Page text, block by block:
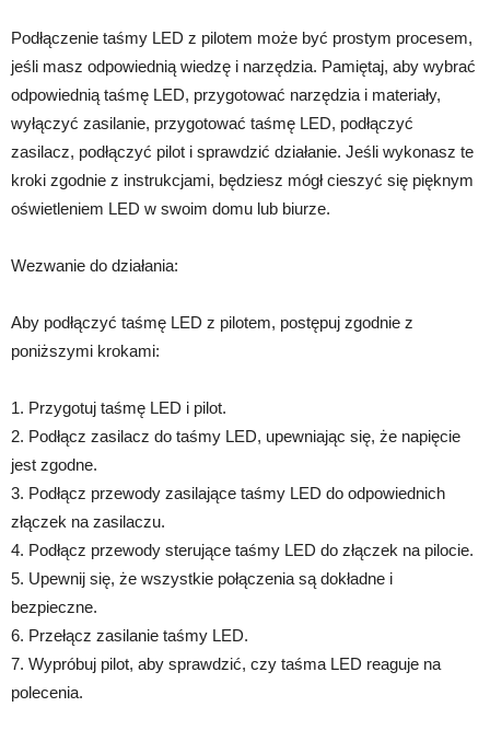
Podłączenie taśmy LED z pilotem może być prostym procesem,
jeśli masz odpowiednią wiedzę i narzędzia. Pamiętaj, aby wybrać
odpowiednią taśmę LED, przygotować narzędzia i materiały,
wyłączyć zasilanie, przygotować taśmę LED, podłączyć
zasilacz, podłączyć pilot i sprawdzić działanie. Jeśli wykonasz te
kroki zgodnie z instrukcjami, będziesz mógł cieszyć się pięknym
oświetleniem LED w swoim domu lub biurze.
Wezwanie do działania:
Aby podłączyć taśmę LED z pilotem, postępuj zgodnie z
poniższymi krokami:
1. Przygotuj taśmę LED i pilot.
2. Podłącz zasilacz do taśmy LED, upewniając się, że napięcie
jest zgodne.
3. Podłącz przewody zasilające taśmy LED do odpowiednich
złączek na zasilaczu.
4. Podłącz przewody sterujące taśmy LED do złączek na pilocie.
5. Upewnij się, że wszystkie połączenia są dokładne i
bezpieczne.
6. Przełącz zasilanie taśmy LED.
7. Wypróbuj pilot, aby sprawdzić, czy taśma LED reaguje na
polecenia.